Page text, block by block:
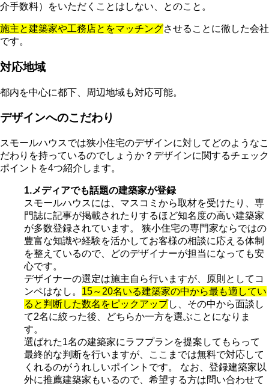
介手数料）をいただくことはしない、とのこと。
施主と建築家や工務店とをマッチングさせることに徹した会社
です。
対応地域
都内を中心に都下、周辺地域も対応可能。
デザインへのこだわり
スモールハウスでは狭小住宅のデザインに対してどのようなこ
だわりを持っているのでしょうか？デザインに関するチェック
ポイントを4つ紹介します。
1.メディアでも話題の建築家が登録
スモールハウスには、マスコミから取材を受けたり、専
門誌に記事が掲載されたりするほど知名度の高い建築家
が多数登録されています。 狭小住宅の専門家ならではの
豊富な知識や経験を活かしてお客様の相談に応える体制
を整えているので、どのデザイナーが担当になっても安
心です。
デザイナーの選定は施主自ら行いますが、原則としてコ
ンペはなし。 15～20名いる建築家の中から最も適してい
ると判断した数名をピックアップし、その中から面談し
て2名に絞った後、どちらか一方を選ぶことになりま
す。
選ばれた1名の建築家にラフプランを提案してもらって
最終的な判断を行いますが、ここまでは無料で対応して
くれるのがうれしいポイントです。 なお、登録建築家以
外に推薦建築家もいるので、希望する方は問い合わせて